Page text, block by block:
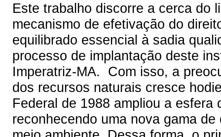
Este trabalho discorre a cerca do
mecanismo de efetivação do
equilibrado essencial à sadia
processo de implantação deste
Imperatriz-MA. Com isso, a
dos recursos naturais cresce
Federal de 1988 ampliou a
reconhecendo uma nova gama